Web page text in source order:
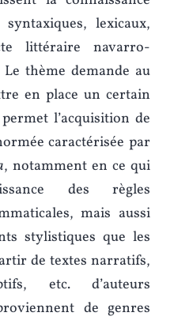
lexicaux,
littéraire navarro-
thème demande au
en place un certain
l’acquisition de
caractérisée par
, notamment en ce qui
des règles
mais aussi
stylistiques que les
de textes narratifs,
etc. d’auteurs
de genres